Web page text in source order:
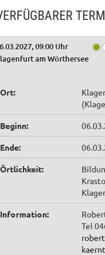
09:00 Uhr
am Wörthersee
Ort:
Beginn:
Ende:
Örtlichkeit:
Information:
Tel